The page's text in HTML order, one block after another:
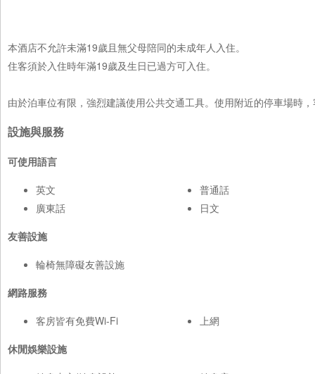
本酒店不允許未滿19歲且無父母陪同的未成年人入住。
住客須於入住時年滿19歲及生日已過方可入住。
由於泊車位有限，強烈建議使用公共交通工具。使用附近的停車場時
設施與服務
可使用語言
英文
廣東話
普通話
日文
友善設施
輪椅無障礙友善設施
網路服務
客房皆有免費Wi-Fi
上網
休閒娛樂設施